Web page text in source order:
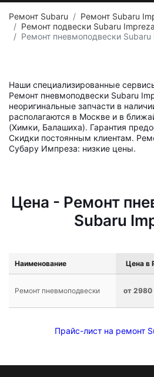
Ремонт Subaru
Ремонт Subaru
Ремонт подвески Subaru Impreza
Ремонт пневмоподвески Subaru
Наши специализированные
Ремонт пневмоподвески Subaru
неоригинальные запчасти в
располагаются в Москве и в
(Химки, Балашиха). Гарантия
Скидки постоянным клиентам.
Субару Импреза: низкие цены.
Цена - Ремонт
Subaru
Наименование Цена в
Ремонт пневмоподвески от 2980
Прайс-лист на ремонт